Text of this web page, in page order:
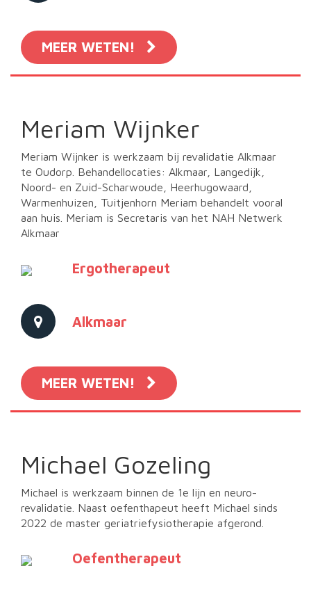
MEER WETEN!
Meriam Wijnker
Meriam Wijnker is werkzaam bij revalidatie Alkmaar
te Oudorp. Behandellocaties: Alkmaar, Langedijk,
Noord- en Zuid-Scharwoude, Heerhugowaard,
Warmenhuizen, Tuitjenhorn Meriam behandelt vooral
aan huis. Meriam is Secretaris van het NAH Netwerk
Alkmaar
Ergotherapeut
Alkmaar
MEER WETEN!
Michael Gozeling
Michael is werkzaam binnen de 1e lijn en neuro-
revalidatie. Naast oefenthapeut heeft Michael sinds
2022 de master geriatriefysiotherapie afgerond.
Oefentherapeut